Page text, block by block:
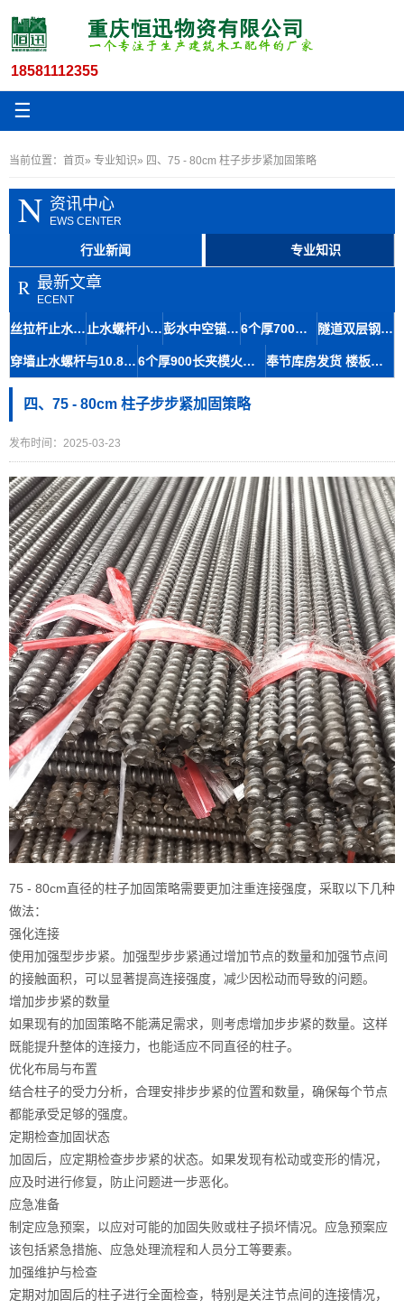
18581112355
☰
当前位置： 首页» 专业知识» 四、75 - 80cm 柱子步步紧加固策略
N 资讯中心
EWS CENTER
行业新闻 专业知识
R 最新文章
ECENT
丝拉杆止水12.5与木工丝杆套管在地铁修建中的材料应用及石柱存储便捷性 止水螺杆小14丝杆木工房屋建筑材料九龙坡区生产速度快 彭水中空锚杆及14.5粗牙对拉螺杆止水拉杆螺栓快速生产技术 6个厚700长步步紧头工地建始火钩厂家扒钩型夹具专业知识 隧道双层钢筋马凳筋8-110工艺成熟间距稳定铜仁库房发货
穿墙止水螺杆与10.8对拉丝杆在大坝施工中的应用及体积优势 6个厚900长夹模火钩建筑专用夹具南江丝杆厂家规格齐全 奉节库房发货 楼板马镫人字形马凳6-140 成本经济提升结构强度
四、75 - 80cm 柱子步步紧加固策略
发布时间：2025-03-23
75 - 80cm直径的柱子加固策略需要更加注重连接强度，采取以下几种
做法：
强化连接
使用加强型步步紧。加强型步步紧通过增加节点的数量和加强节点间
的接触面积，可以显著提高连接强度，减少因松动而导致的问题。
增加步步紧的数量
如果现有的加固策略不能满足需求，则考虑增加步步紧的数量。这样
既能提升整体的连接力，也能适应不同直径的柱子。
优化布局与布置
结合柱子的受力分析，合理安排步步紧的位置和数量，确保每个节点
都能承受足够的强度。
定期检查加固状态
加固后，应定期检查步步紧的状态。如果发现有松动或变形的情况，
应及时进行修复，防止问题进一步恶化。
应急准备
制定应急预案，以应对可能的加固失败或柱子损坏情况。应急预案应
该包括紧急措施、应急处理流程和人员分工等要素。
加强维护与检查
定期对加固后的柱子进行全面检查，特别是关注节点间的连接情况，